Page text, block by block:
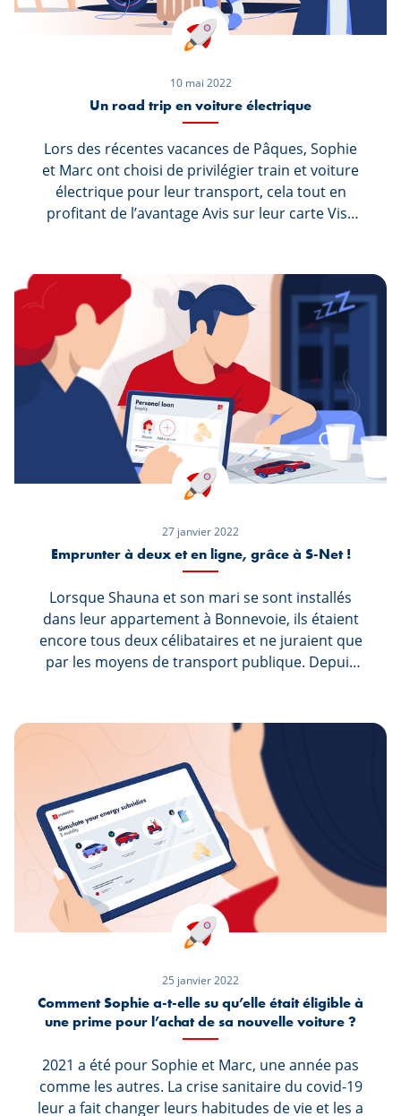
10 mai 2022
Un road trip en voiture électrique
Lors des récentes vacances de Pâques, Sophie
et Marc ont choisi de privilégier train et voiture
électrique pour leur transport, cela tout en
profitant de l’avantage Avis sur leur carte Visa
Danemark et la Suède pendant presque 2
semaines.
27 janvier 2022
Emprunter à deux et en ligne, grâce à S-Net !
Lorsque Shauna et son mari se sont installés
dans leur appartement à Bonnevoie, ils étaient
encore tous deux célibataires et ne juraient que
par les moyens de transport publique. Depuis
a appris qu’elle attendait des jumeaux, ce fût
une belle surprise inattendue. Comment
allaient-ils avec son mari réussir à préparer
chaque matin, pas un mais deux enfants qui
courent dans tous les sens, les amener à la
crèche et réussir dans tout cela à ne pas rater
leur bus par après qui les amènent à leur travail
? Shauna a vite décidé avec son mari, qu’il était
temps pour eux d’investir dans un véhicule qui
leur rendrait la vie plus simple.
25 janvier 2022
Comment Sophie a-t-elle su qu’elle était éligible à
une prime pour l’achat de sa nouvelle voiture ?
2021 a été pour Sophie et Marc, une année pas
comme les autres. La crise sanitaire du covid-19
leur a fait changer leurs habitudes de vie et les a